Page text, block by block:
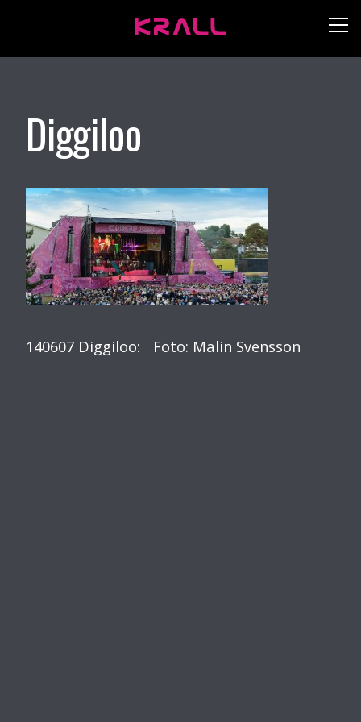
Diggiloo
140607 Diggiloo: Foto: Malin Svensson